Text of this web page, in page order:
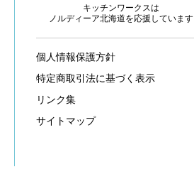
キッチンワークスは
ノルディーア北海道を応援しています
個人情報保護方針
特定商取引法に基づく表示
リンク集
サイトマップ